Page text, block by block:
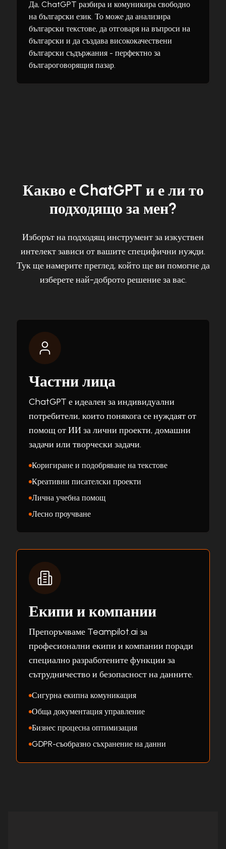
Да, ChatGPT разбира и комуникира свободно
на български език. То може да анализира
български текстове, да отговаря на въпроси на
български и да създава висококачествени
български съдържания - перфектно за
българоговорящия пазар.
Какво е ChatGPT и е ли то
подходящо за мен?
Изборът на подходящ инструмент за изкуствен
интелект зависи от вашите специфични нужди.
Тук ще намерите преглед, който ще ви помогне да
изберете най-доброто решение за вас.
Частни лица
ChatGPT е идеален за индивидуални
потребители, които понякога се нуждаят от
помощ от ИИ за лични проекти, домашни
задачи или творчески задачи.
Коригиране и подобряване на текстове
Креативни писателски проекти
Лична учебна помощ
Лесно проучване
Екипи и компании
Препоръчваме Teampilot.ai за
професионални екипи и компании поради
специално разработените функции за
сътрудничество и безопасност на данните.
Сигурна екипна комуникация
Обща документация управление
Бизнес процесна оптимизация
GDPR-съобразно съхранение на данни